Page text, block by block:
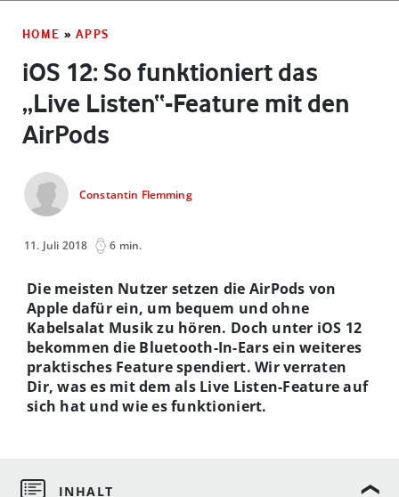
HOME » APPS
iOS 12: So funktioniert das
„Live Listen“-Feature mit den
AirPods
Constantin Flemming
11. Juli 2018 6 min.
Die meisten Nutzer setzen die AirPods von
Apple dafür ein, um bequem und ohne
Kabelsalat Musik zu hören. Doch unter iOS 12
bekommen die Bluetooth-In-Ears ein weiteres
praktisches Feature spendiert. Wir verraten
Dir, was es mit dem als Live Listen-Feature auf
sich hat und wie es funktioniert.